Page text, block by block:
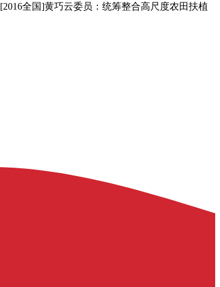
全国]黄巧云委员：统筹整合高尺度农田扶植